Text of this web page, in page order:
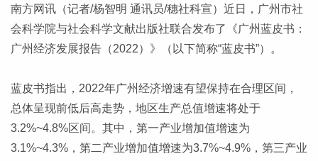
南方网讯（记者/杨智明 通讯员/穗社科宣）近日，广州市社
会科学院与社会科学文献出版社联合发布了《广州蓝皮书：
广州经济发展报告（2022）》（以下简称“蓝皮书”）。
蓝皮书指出，2022年广州经济增速有望保持在合理区间，
总体呈现前低后高走势，地区生产总值增速将处于
3.2%~4.8%区间。其中，第一产业增加值增速为
3.1%~4.3%，第二产业增加值增速为3.7%~4.9%，第三产业